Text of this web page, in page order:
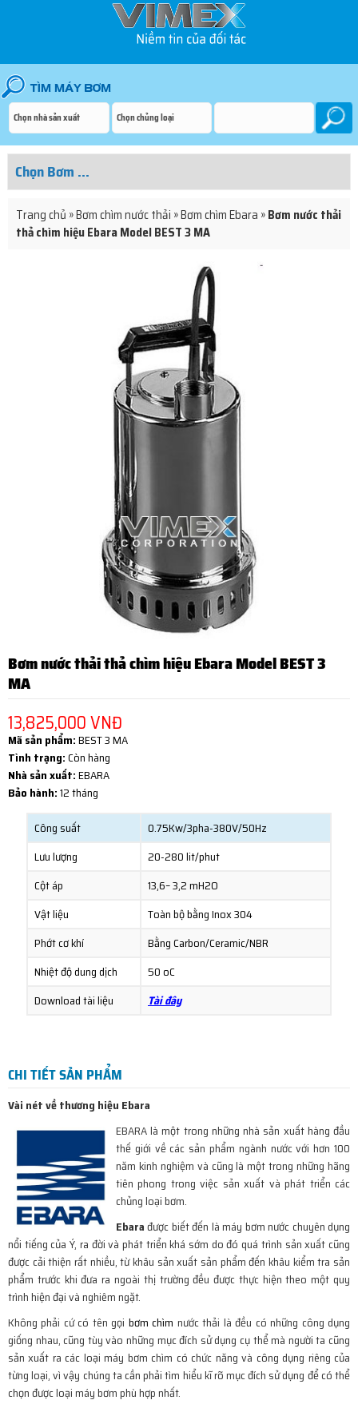
Trang chủ »Bơm chìm nước thải »Bơm chìm Ebara »Bơm nước thải
thả chìm hiệu Ebara Model BEST 3 MA
Bơm nước thải thả chìm hiệu Ebara Model BEST 3
MA
13,825,000 VNĐ
Mã sản phẩm:BEST 3 MA
Tình trạng:Còn hàng
Nhà sản xuất:EBARA
Bảo hành:12 tháng
Công suất
0.75Kw/3pha-380V/50Hz
Lưu lượng
20-280 lit/phut
Cột áp
13,6– 3,2 mH2O
Vật liệu
Toàn bộ bằng Inox 304
Phớt cơ khí
Bằng Carbon/Ceramic/NBR
Nhiệt độ dung dịch
50 oC
Download tài liệu
Tài đây
CHI TIẾT SẢN PHẨM
Vài nét về thương hiệu Ebara
EBARA là một trong những nhà sản xuất hàng đầu
thế giới về các sản phẩm ngành nước với hơn 100
năm kinh nghiệm và cũng là một trong những hãng
tiên phong trong việc sản xuất và phát triển các
chủng loại bơm.
Ebarađược biết đến là máy bơm nước chuyên dụng
nổi tiếng của Ý, ra đời và phát triển khá sớm do đó quá trình sản xuất cũng
được cải thiện rất nhiều, từ khâu sản xuất sản phẩm đến khâu kiểm tra sản
phẩm trước khi đưa ra ngoài thị trường đều được thực hiện theo một quy
trình hiện đại và nghiêm ngặt.
Không phải cứ có tên gọi bơm chìm nước thải là đều có những công dụng
giống nhau, cũng tùy vào những mục đích sử dụng cụ thể mà người ta cũng
sản xuất ra các loại máy bơm chìm có chức năng và công dụng riêng của
từng loại, vì vậy chúng ta cần phải tìm hiểu kĩ rõ mục đích sử dụng để có thể
chọn được loại máy bơm phù hợp nhất.